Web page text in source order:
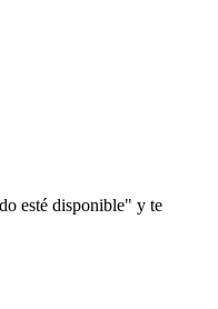
esté disponible" y te